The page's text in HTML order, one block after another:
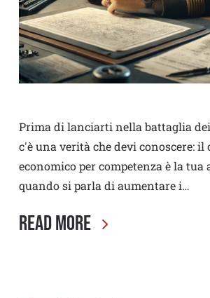
Prima di lanciarti nella battaglia
c'è una verità che devi conoscere: il
economico per competenza è la tua
quando si parla di aumentare i…
Read More